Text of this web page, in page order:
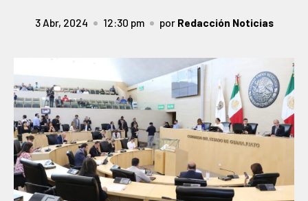
3 Abr, 2024 12:30 pm por Redacción Noticias